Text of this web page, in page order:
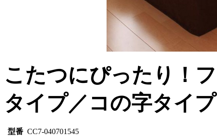
こたつにぴったり！
タイプ／コの字タイ
型番 CC7-040701545